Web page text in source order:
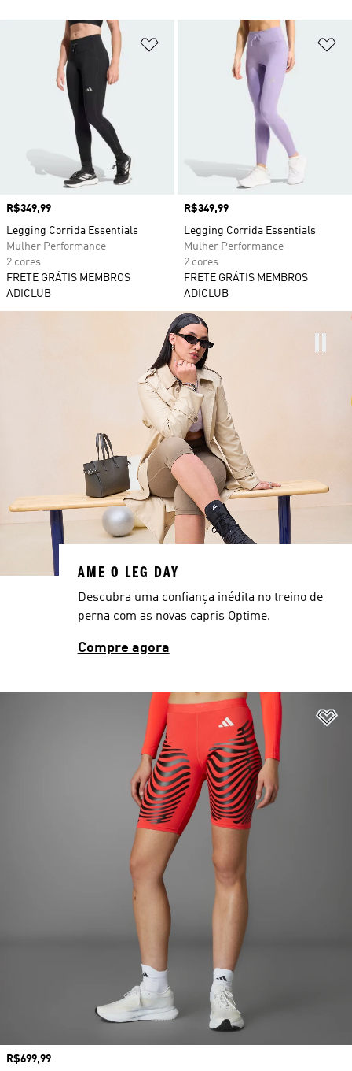
Adicionar à Lista de Desejos
Preço
R$349,99
Legging Corrida Essentials
Mulher Performance
2 cores
FRETE GRÁTIS MEMBROS
ADICLUB
Preço
R$349,99
Legging Corrida Essentials
Mulher Performance
2 cores
FRETE GRÁTIS MEMBROS
ADICLUB
Preço
R$699,99
AME O LEG DAY
Descubra uma confiança inédita no treino de
perna com as novas capris Optime.
Compre agora